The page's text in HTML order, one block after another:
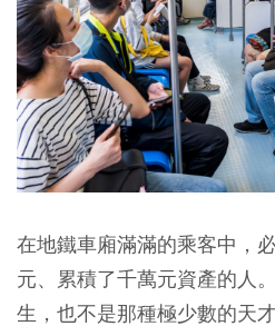
在地鐵車廂滿滿的乘客中，
元、累積了千萬元資產的人
生，也不是那種極少數的天才